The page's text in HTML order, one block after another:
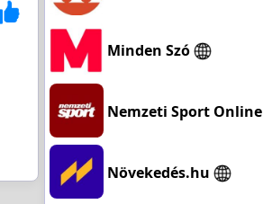
Minden Szó
Nemzeti Sport Online
Növekedés.hu